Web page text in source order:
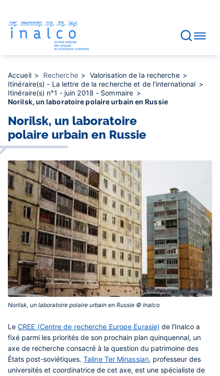
contenu
principal
Accueil Recherche
Valorisation de la recherche
Itinéraire(s) - La lettre de la recherche et de l'international
Itinéraire(s) n°1 - juin 2018 - Sommaire
Norilsk, un laboratoire polaire urbain en Russie
Norilsk, un laboratoire
polaire urbain en Russie
Norilsk, un laboratoire polaire urbain en Russie © Inalco‎
Le CREE (Centre de recherche Europe Eurasie) de l’Inalco a
fixé parmi les priorités de son prochain plan quinquennal, un
axe de recherche consacré à la question du patrimoine des
États post-soviétiques. Taline Ter Minassian, professeur des
universités et coordinatrice de cet axe, est une spécialiste de